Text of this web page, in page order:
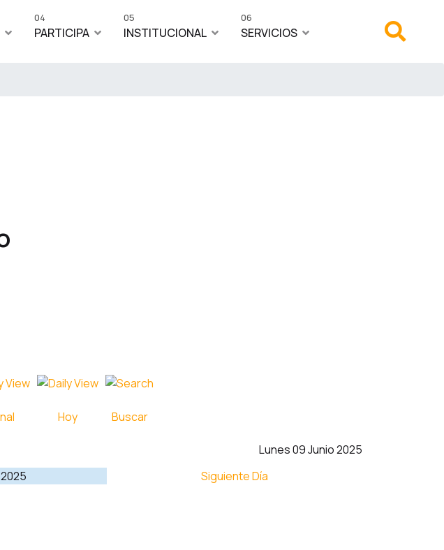
PARTICIPA
04
INSTITUCIONAL
05
SERVICIOS
06
Hoy Buscar
Lunes 09 Junio 2025
Siguiente Día